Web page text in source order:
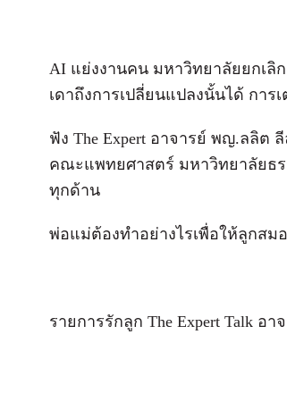
AI แย่งงานคน มหาวิทยาลัยยกเลิ
เดาถึงการเปลี่ยนแปลงนั้นได้ กา
ฟัง The Expert อาจารย์ พญ.ลลิต
คณะแพทยศาสตร์ มหาวิทยาลัยธ
ทุกด้าน
พ่อแม่ต้องทำอย่างไรเพื่อให้ลูกสม
รายการรักลูก The Expert Talk อ